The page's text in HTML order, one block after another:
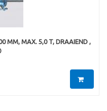
MM, MAX. 5,0 T, DRAAIEND ,